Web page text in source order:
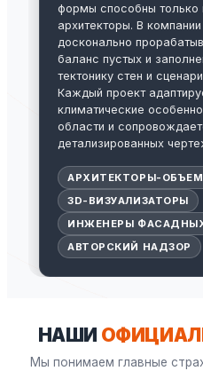
формы способны только
архитекторы. В
досконально
баланс пустых и
тектонику стен и
Каждый проект
климатические
области и
детализированных
АРХИТЕКТОРЫ-
3D-ВИЗУАЛИЗАТОРЫ
ИНЖЕНЕРЫ
АВТОРСКИЙ НАДЗОР
НАШИ
Мы понимаем главные